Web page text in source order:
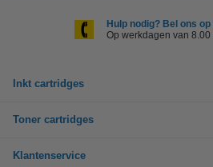
Hulp nodig? Bel ons
Op werkdagen van 8.00
Inkt cartridges
Toner cartridges
Klantenservice